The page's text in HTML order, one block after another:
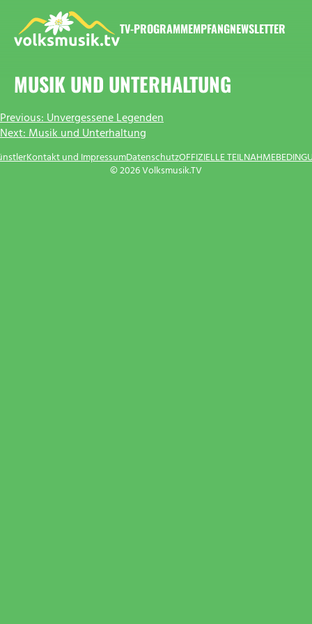
Inhalt
springen
TV-PROGRAMMEMPFANGNEWSLETTER
MUSIK UND UNTERHALTUNG
BEITRAGSNAVIGATION
Previous:Unvergessene Legenden
Next:Musik und Unterhaltung
© 2026 Volksmusik.TV
Kontakt und ImpressumDatenschutzOFFIZIELLE